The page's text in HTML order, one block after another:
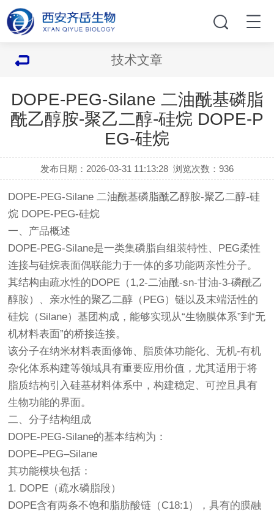
技术文章
DOPE-PEG-Silane 二油酰基磷脂
酰乙醇胺-聚乙二醇-硅烷 DOPE-P
EG-硅烷
发布日期：2026-03-31 11:13:28 浏览次数：936
DOPE-PEG-Silane 二油酰基磷脂酰乙醇胺-聚乙二醇-硅
烷 DOPE-PEG-硅烷
一、产品概述
DOPE-PEG-Silane是一类集磷脂自组装特性、PEG柔性
连接与硅烷表面偶联能力于一体的多功能两亲性分子。
其结构由疏水性的DOPE（1,2-二油酰-sn-甘油-3-磷酰乙
醇胺）、亲水性的聚乙二醇（PEG）链以及末端活性的
硅烷（Silane）基团构成，能够实现从“生物膜体系”到“无
机材料表面”的桥接连接。
该分子在纳米材料表面修饰、脂质体功能化、无机-有机
杂化体系构建等领域具有重要应用价值，尤其适用于将
脂质结构引入硅基材料体系中，构建稳定、可控且具有
生物功能的界面。
二、分子结构组成
DOPE-PEG-Silane的基本结构为：
DOPE–PEG–Silane
其功能模块包括：
1. DOPE（疏水磷脂段）
DOPE含有两条不饱和脂肪酸链（C18:1），具有的膜融